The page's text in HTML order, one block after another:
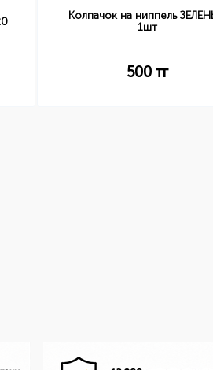
Колпачок на ниппель
1шт
500 тг